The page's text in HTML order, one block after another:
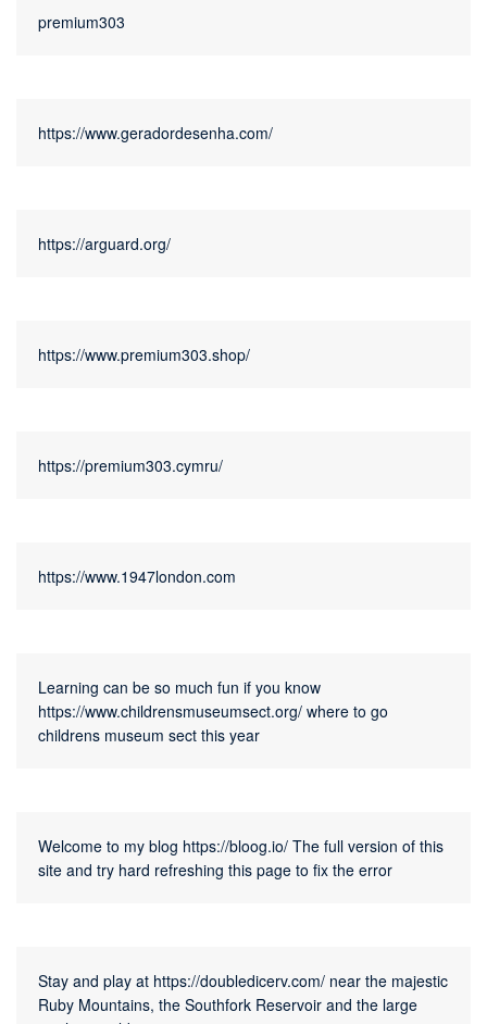
premium303
https://www.geradordesenha.com/
https://arguard.org/
https://www.premium303.shop/
https://premium303.cymru/
https://www.1947london.com
https://www.childrensmuseumsect.org/ where to go
childrens museum sect this year
Welcome to my blog https://bloog.io/ The full version of this
site and try hard refreshing this page to fix the error
Stay and play at https://doubledicerv.com/ near the majestic
Ruby Mountains, the Southfork Reservoir and the large